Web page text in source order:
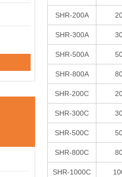
SHR-200A
SHR-300A
SHR-500A
SHR-800A
SHR-200C
SHR-300C
SHR-500C
SHR-800C
SHR-1000C